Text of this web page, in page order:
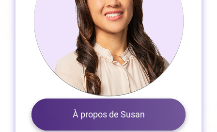
À propos de Susan